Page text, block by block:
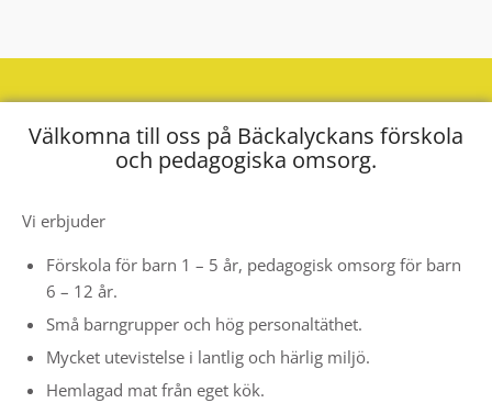
Välkomna till oss på Bäckalyckans förskola
och pedagogiska omsorg.
Vi erbjuder
Förskola för barn 1 – 5 år, pedagogisk omsorg för barn
6 – 12 år.
Små barngrupper och hög personaltäthet.
Mycket utevistelse i lantlig och härlig miljö.
Hemlagad mat från eget kök.